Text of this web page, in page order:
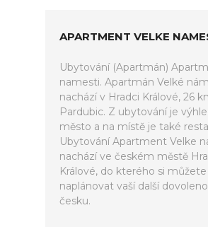
APARTMENT VELKE
Ubytování (Apartmán)
namesti. Apartmán Velké
nachází v Hradci Králové, 26
Pardubic. Z ubytování je
město a na místě je také
Ubytování Apartment Velke
nachází ve českém městě
Králové, do kterého si můžete
naplánovat vaší další
česku.